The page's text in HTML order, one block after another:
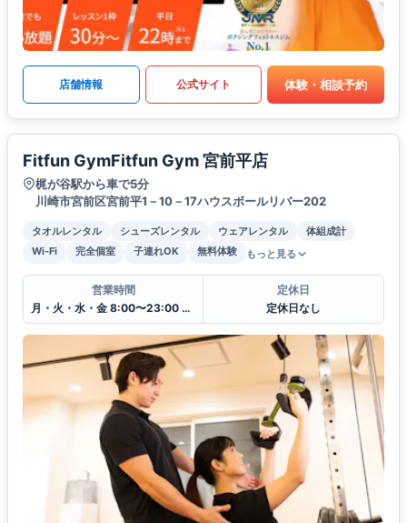
店舗情報 公式サイト 体験・相談予約
Fitfun GymFitfun Gym 宮前平店
梶が谷駅から車で5分
川崎市宮前区宮前平1－10－17ハウスボールリバー202
タオルレンタル シューズレンタル ウェアレンタル
体組成計
Wi-Fi
完全個室 子連れOK 無料体験 もっと見る
営業時間
月・火・水・金 8:00〜23:00 木・土・日・祝 10:00〜22:00
定休日
定休日なし